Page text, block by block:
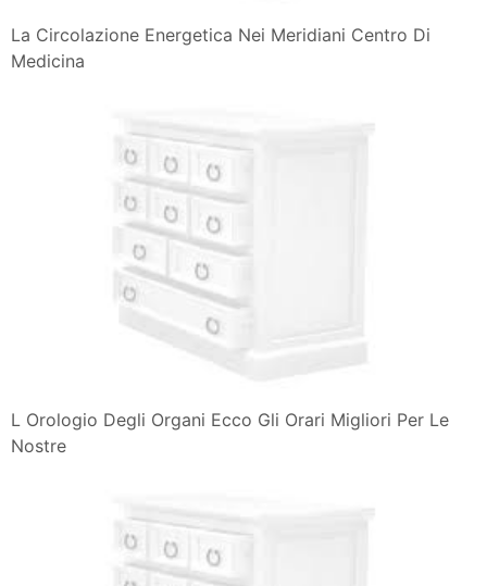
La Circolazione Energetica Nei Meridiani Centro Di
Medicina
L Orologio Degli Organi Ecco Gli Orari Migliori Per Le
Nostre